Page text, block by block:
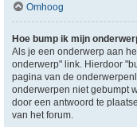
Omhoog
Hoe bump ik mijn
Als je een onderwerp aan
onderwerp" link. Hierdoor
pagina van de
onderwerpen niet gebumpt
door een antwoord te
van het forum.